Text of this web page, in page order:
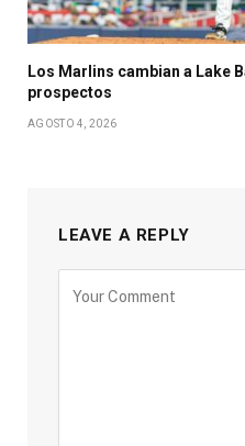
Los Marlins cambian a Lake
prospectos
AGOSTO 4, 2026
LEAVE A REPLY